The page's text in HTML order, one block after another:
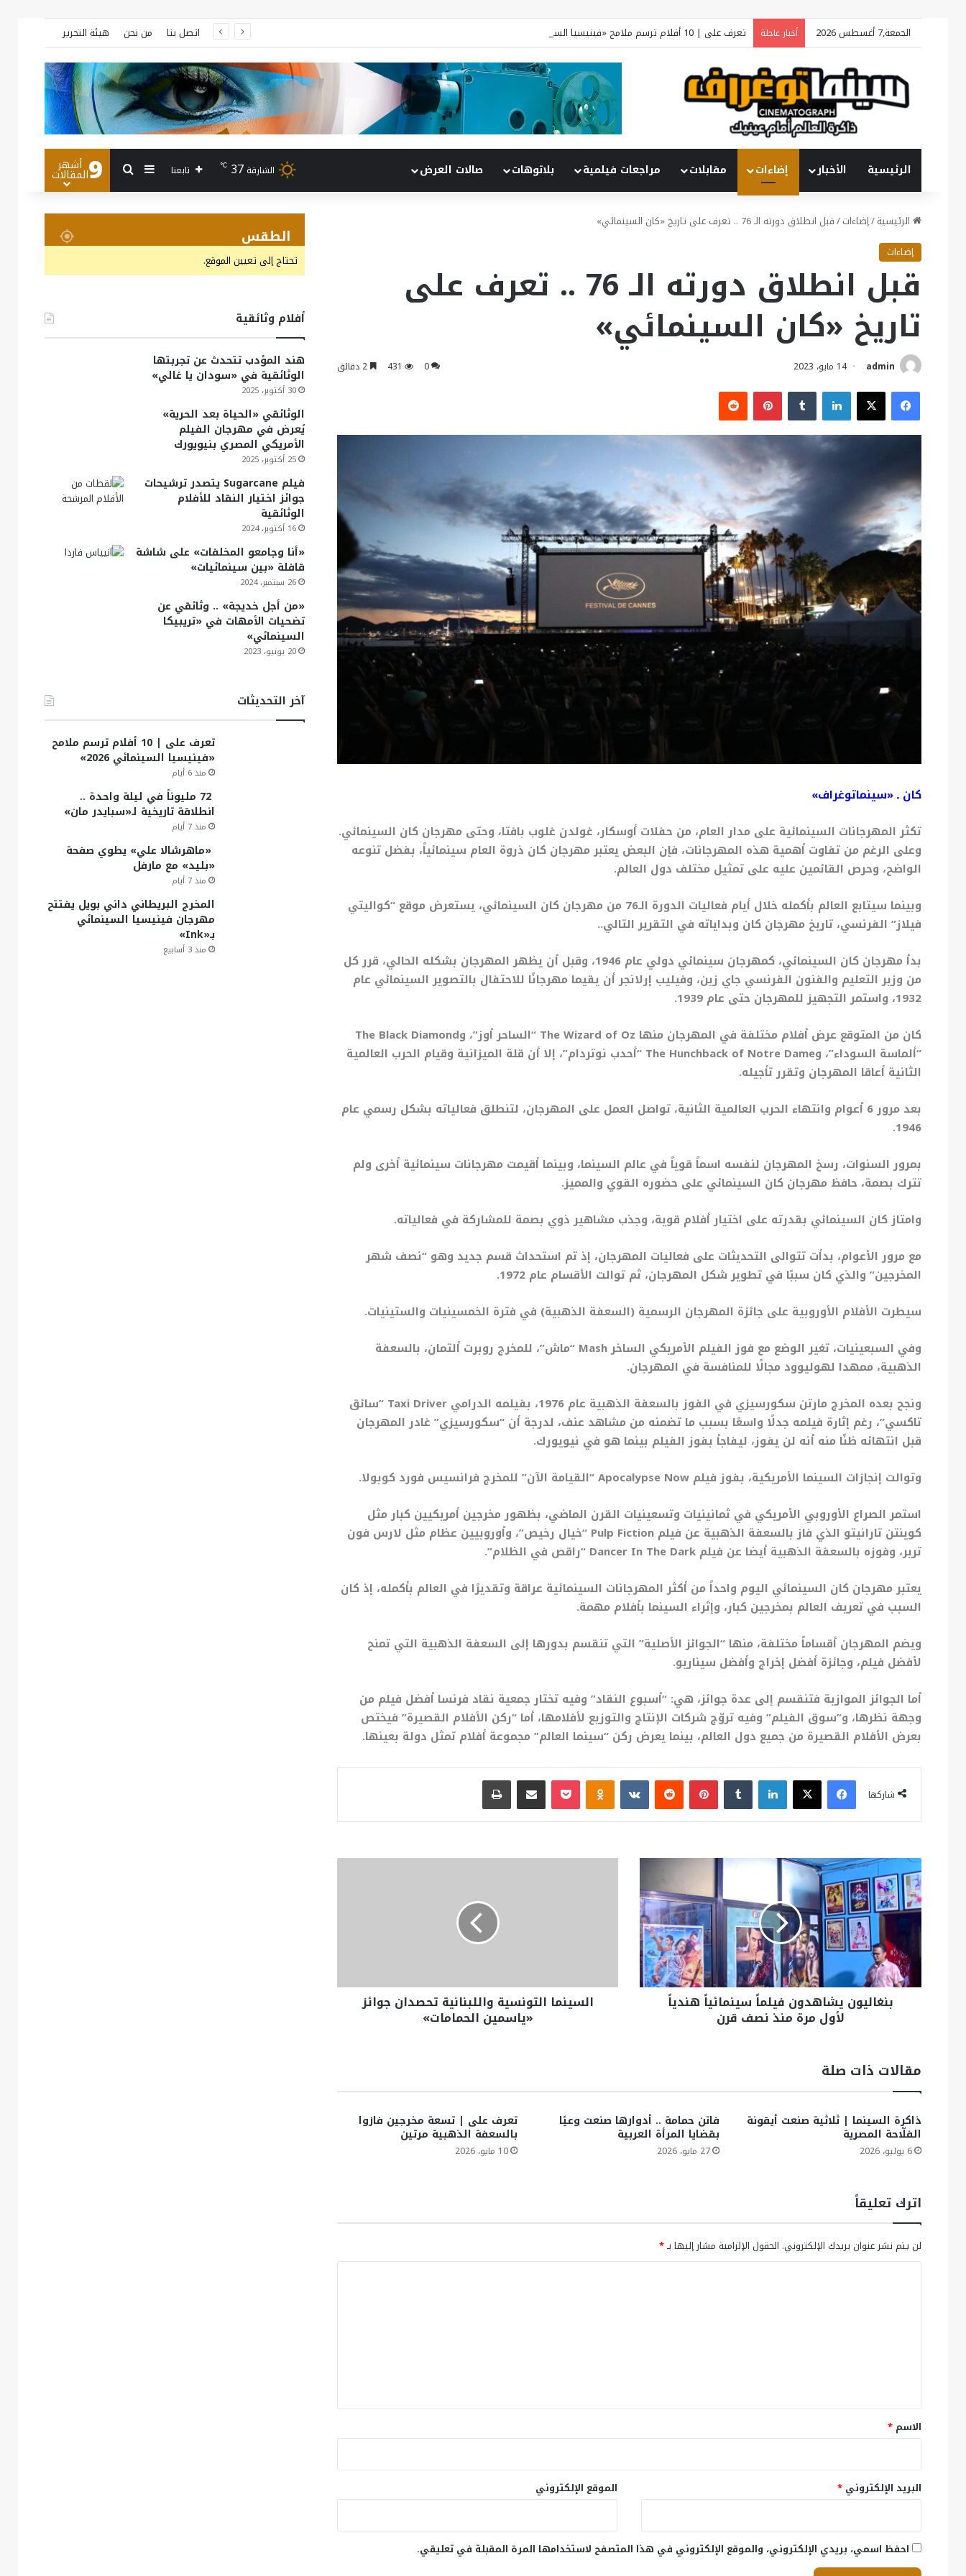
الجمعة,7 أغسطس 2026 أخبار عاجلة تعرف على | 10 أفلام ترسم ملامح «فينيسيا السينمائي 2026» اتصل بنا من نحن هيئة التحرير
الرئيسية الأخبار إضاءات مقابلات مراجعات فيلمية بلاتوهات صالات العرض الشارقة 37
℃ تابعنا إضافة عمود جانبي
بحث عن
9 أشهر
المقالات
الرئيسية/إضاءات/قبل انطلاق دورته الـ 76 .. تعرف على تاريخ «كان السينمائي»
إضاءات
قبل انطلاق دورته الـ 76 .. تعرف على
تاريخ «كان السينمائي»
admin 14 مايو، 2023 0
431 2 دقائق
فيسبوكX لينكدإن بينتيريست
كان ـ «سينماتوغراف»
تكثر المهرجانات السينمائية على مدار العام، من حفلات أوسكار، غولدن غلوب بافتا، وحتى مهرجان كان السينمائي.
وعلى الرغم من تفاوت أهمية هذه المهرجانات، فإن البعض يعتبر مهرجان كان ذروة العام سينمائياً، بفضل تنوعه
الواضح، وحرص القائمين عليه على تمثيل مختلف دول العالم.
وبينما سيتابع العالم بأكمله خلال أيام فعاليات الدورة الـ76 من مهرجان كان السينمائي، يستعرض موقع “كواليتي
فيلاز” الفرنسي، تاريخ مهرجان كان وبداياته في التقرير التالي..
بدأ مهرجان كان السينمائي، كمهرجان سينمائي دولي عام 1946، وقبل أن يظهر المهرجان بشكله الحالي، قرر كل
من وزير التعليم والفنون الفرنسي جاي زين، وفيليب إرلانجر أن يقيما مهرجانًا للاحتفال بالتصوير السينمائي عام
1932، واستمر التجهيز للمهرجان حتى عام 1939.
كان من المتوقع عرض أفلام مختلفة في المهرجان منها The Wizard of Oz “ الساحر أوز”، وThe Black Diamond
“ألماسة السوداء”، وThe Hunchback of Notre Dame “ أحدب نوتردام”، إلا أن قلة الميزانية وقيام الحرب العالمية
الثانية أعاقا المهرجان وتقرر تأجيله.
بعد مرور 6 أعوام وانتهاء الحرب العالمية الثانية، تواصل العمل على المهرجان، لتنطلق فعالياته بشكل رسمي عام
1946.
بمرور السنوات، رسخ المهرجان لنفسه اسماً قوياً في عالم السينما، وبينما أقيمت مهرجانات سينمائية أخرى ولم
تترك بصمة، حافظ مهرجان كان السينمائي على حضوره القوي والمميز.
وامتاز كان السينمائي بقدرته على اختيار أفلام قوية، وجذب مشاهير ذوي بصمة للمشاركة في فعالياته.
مع مرور الأعوام، بدأت تتوالى التحديثات على فعاليات المهرجان، إذ تم استحداث قسم جديد وهو “نصف شهر
المخرجين” والذي كان سببًا في تطوير شكل المهرجان، ثم توالت الأقسام عام 1972.
سيطرت الأفلام الأوروبية على جائزة المهرجان الرسمية (السعفة الذهبية) في فترة الخمسينيات والستينيات.
وفي السبعينيات، تغير الوضع مع فوز الفيلم الأمريكي الساخرMash “ ماش”، للمخرج روبرت ألتمان، بالسعفة
الذهبية، ممهدا لهوليوود مجالًا للمنافسة في المهرجان.
ونجح بعده المخرج مارتن سكورسيزي في الفوز بالسعفة الذهبية عام 1976، بفيلمه الدرامي
Taxi Driver “ سائق
تاكسي”، رغم إثارة فيلمه جدلًا واسعًا بسبب ما تضمنه من مشاهد عنف، لدرجة أن “سكورسيزي” غادر المهرجان
قبل انتهائه ظنًا منه أنه لن يفوز، ليفاجأ بفوز الفيلم بينما هو في نيويورك.
وتوالت إنجازات السينما الأمريكية، بفوز فيلم Apocalypse Now “ القيامة الآن” للمخرج فرانسيس فورد كوبولا.
استمر الصراع الأوروبي الأمريكي في ثمانينيات وتسعينيات القرن الماضي، بظهور مخرجين أمريكيين كبار مثل
كوينتن تارانيتو الذي فاز بالسعفة الذهبية عن فيلم Pulp Fiction “ خيال رخيص”، وأوروبيين عظام مثل لارس فون
ترير، وفوزه بالسعفة الذهبية أيضا عن فيلم Dancer In The Dark “ راقص في الظلام”.
يعتبر مهرجان كان السينمائي اليوم واحداً من أكثر المهرجانات السينمائية عراقة وتقديرًا في العالم بأكمله، إذ كان
السبب في تعريف العالم بمخرجين كبار، وإثراء السينما بأفلام مهمة.
ويضم المهرجان أقساماً مختلفة، منها “الجوائز الأصلية” التي تنقسم بدورها إلى السعفة الذهبية التي تمنح
لأفضل فيلم، وجائزة أفضل إخراج وأفضل سيناريو.
أما الجوائز الموازية فتنقسم إلى عدة جوائز، هي: “أسبوع النقاد” وفيه تختار جمعية نقاد فرنسا أفضل فيلم من
وجهة نظرها، و”سوق الفيلم” وفيه تروّج شركات الإنتاج والتوزيع لأفلامها، أما “ركن الأفلام القصيرة” فيختص
بعرض الأفلام القصيرة من جميع دول العالم، بينما يعرض ركن “سينما العالم” مجموعة أفلام تمثل دولة بعينها.
شاركها
فيسبوكX لينكدإن بينتيريست Odnoklassniki
بوكيت مشاركة عبر البريد طباعة
بنغاليون يشاهدون فيلماً سينمائياً هندياً
لأول مرة منذ نصف قرن
السينما التونسية واللبنانية تحصدان جوائز
«ياسمين الحمامات»
مقالات ذات صلة
ذاكرة السينما | ثلاثية صنعت أيقونة
الفلّاحة المصرية
6 يوليو، 2026
فاتن حمامة .. أدوارها صنعت وعيًا
بقضايا المرأة العربية
27 مايو، 2026
تعرف على | تسعة مخرجين فازوا
بالسعفة الذهبية مرتين
10 مايو، 2026
اترك تعليقاً
لن يتم نشر عنوان بريدك الإلكتروني. الحقول الإلزامية مشار إليها بـ*
*
الاسم *
البريد الإلكتروني * الموقع الإلكتروني
احفظ اسمي، بريدي الإلكتروني، والموقع الإلكتروني في هذا المتصفح لاستخدامها المرة المقبلة في تعليقي.
الطقس
تحتاج إلى تعيين الموقع.
أفلام وثائقية
هند المؤدب تتحدث عن تجربتها
الوثائقية في «سودان يا غالي»
30 أكتوبر، 2025
الوثائقي «الحياة بعد الحرية»
يُعرض في مهرجان الفيلم
الأمريكي المصري بنيويورك
25 أكتوبر، 2025
فيلم Sugarcane يتصدر ترشيحات
جوائز اختيار النقاد للأفلام
الوثائقية
16 أكتوبر، 2024
«أنا وجامعو المخلفات» على شاشة
قافلة «بين سينمائيات»
26 سبتمبر، 2024
«من أجل خديجة» .. وثائقي عن
تضحيات الأمهات في «تريبيكا
السينمائي»
20 يونيو، 2023
آخر التحديثات
تعرف على | 10 أفلام ترسم ملامح
«فينيسيا السينمائي 2026»
منذ 6 أيام
72 مليوناً في ليلة واحدة ..
انطلاقة تاريخية لـ«سبايدر مان»
منذ 7 أيام
«ماهرشالا علي» يطوي صفحة
«بليد» مع مارفل
منذ 7 أيام
المخرج البريطاني داني بويل يفتتح
مهرجان فينيسيا السينمائي
بـ«Ink»
منذ 3 أسابيع